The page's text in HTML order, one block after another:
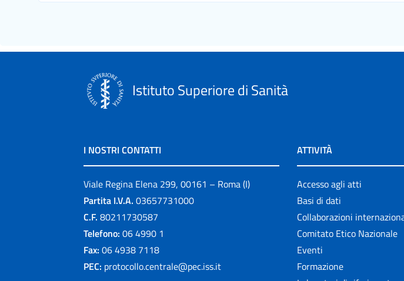
Istituto Superiore di Sanità
I NOSTRI CONTATTI
Viale Regina Elena 299, 00161 – Roma (I)
Partita I.V.A. 03657731000
C.F. 80211730587
Telefono: 06 4990 1
Fax: 06 4938 7118
PEC: protocollo.centrale@pec.iss.it
ATTIVITÀ
Accesso agli atti
Basi di dati
Collaborazioni
Comitato Etico Nazionale
Eventi
Formazione